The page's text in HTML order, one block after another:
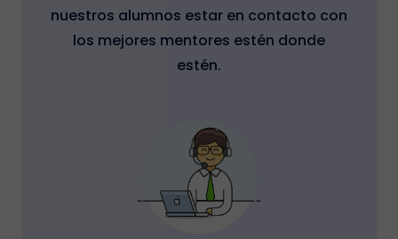
nuestros alumnos estar en contacto con
los mejores mentores estén donde
estén.